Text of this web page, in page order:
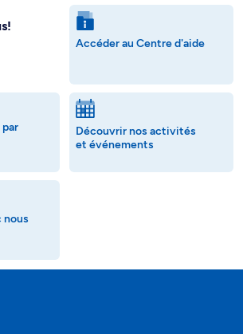
Accéder au Centre d'aide
Découvrir nos activités
et événements
nous